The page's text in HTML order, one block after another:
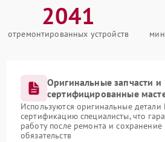
2041
отремонтированных устройств
Оригинальные запчасти и
сертифицированные
Используются оригинальные
сертификацию специалисты, что
работу после ремонта и сохранение
обязательств